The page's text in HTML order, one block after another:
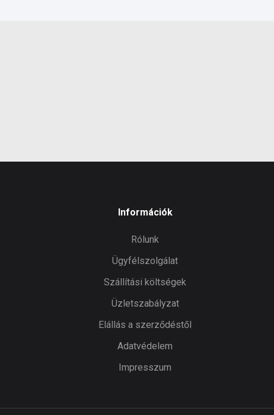
Információk
Rólunk
Ügyfélszolgálat
Szállítási költségek
Üzletszabályzat
Elállás a szerződéstől
Adatvédelem
Impresszum